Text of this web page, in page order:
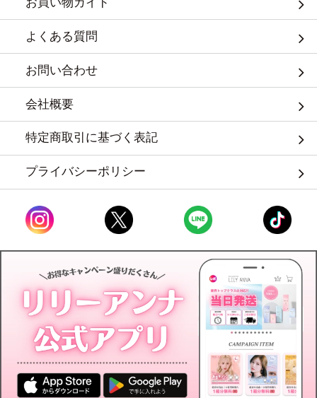
よくある質問
お問い合わせ
会社概要
特定商取引に基づく表記
プライバシーポリシー